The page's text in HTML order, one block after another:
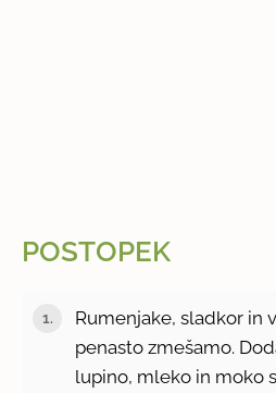
POSTOPEK
Rumenjake, sladkor in
penasto zmešamo.
lupino, mleko in moko